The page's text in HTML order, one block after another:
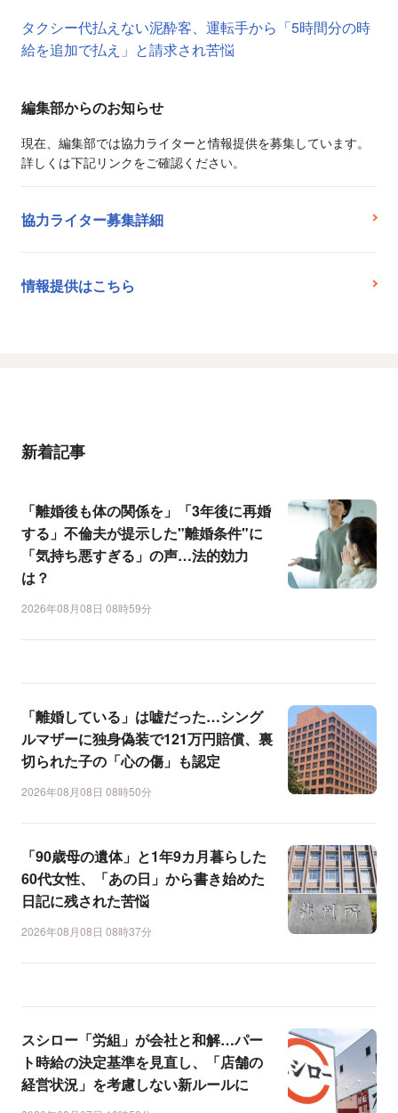
タクシー代払えない泥酔客、運転手から「5時間分の時
給を追加で払え」と請求され苦悩
編集部からのお知らせ
現在、編集部では協力ライターと情報提供を募集しています。
詳しくは下記リンクをご確認ください。
協力ライター募集詳細
情報提供はこちら
新着記事
「離婚後も体の関係を」「3年後に再婚
する」不倫夫が提示した"離婚条件"に
「気持ち悪すぎる」の声…法的効力
は？
2026年08月08日 08時59分
「離婚している」は嘘だった…シング
ルマザーに独身偽装で121万円賠償、裏
切られた子の「心の傷」も認定
2026年08月08日 08時50分
「90歳母の遺体」と1年9カ月暮らした
60代女性、「あの日」から書き始めた
日記に残された苦悩
2026年08月08日 08時37分
スシロー「労組」が会社と和解…パー
ト時給の決定基準を見直し、「店舗の
経営状況」を考慮しない新ルールに